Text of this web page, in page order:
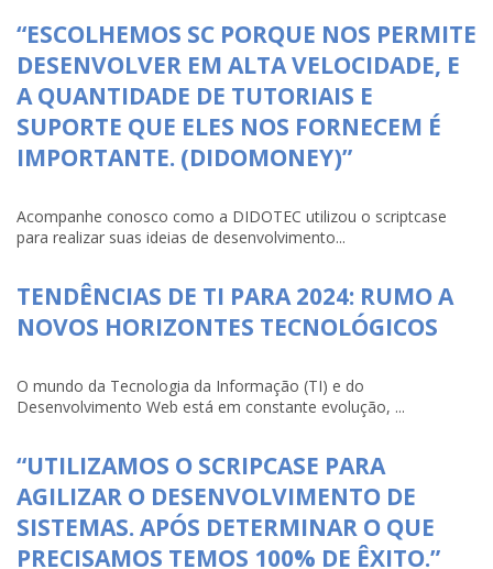
“ESCOLHEMOS SC PORQUE NOS PERMITE
DESENVOLVER EM ALTA VELOCIDADE, E
A QUANTIDADE DE TUTORIAIS E
SUPORTE QUE ELES NOS FORNECEM É
IMPORTANTE. (DIDOMONEY)”
Acompanhe conosco como a DIDOTEC utilizou o scriptcase
para realizar suas ideias de desenvolvimento...
TENDÊNCIAS DE TI PARA 2024: RUMO A
NOVOS HORIZONTES TECNOLÓGICOS
O mundo da Tecnologia da Informação (TI) e do
Desenvolvimento Web está em constante evolução, ...
“UTILIZAMOS O SCRIPCASE PARA
AGILIZAR O DESENVOLVIMENTO DE
SISTEMAS. APÓS DETERMINAR O QUE
PRECISAMOS TEMOS 100% DE ÊXITO.”